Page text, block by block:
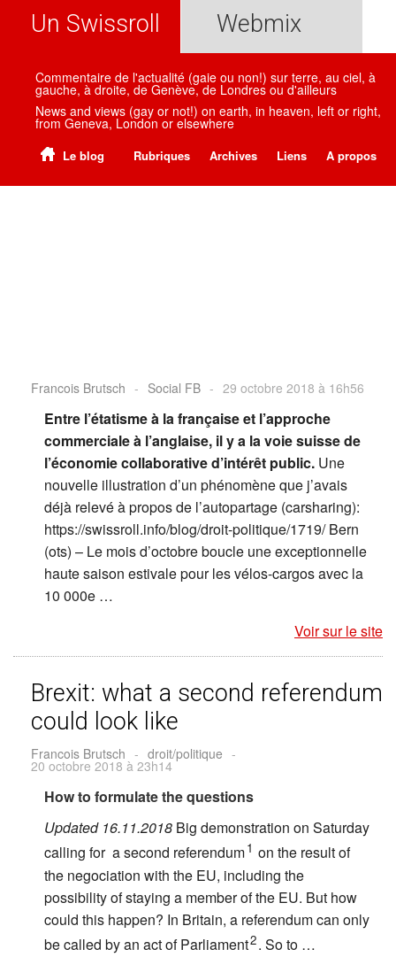
Un Swissroll Webmix
Commentaire de l'actualité (gaie ou non!) sur terre, au ciel, à
gauche, à droite, de Genève, de Londres ou d'ailleurs
News and views (gay or not!) on earth, in heaven, left or right,
from Geneva, London or elsewhere
Le blog Rubriques Archives Liens A propos
Francois Brutsch - Social FB - 29 octobre 2018 à 16h56
Entre l’étatisme à la française et l’approche
commerciale à l’anglaise, il y a la voie suisse de
l’économie collaborative d’intérêt public. Une
nouvelle illustration d’un phénomène que j’avais
déjà relevé à propos de l’autopartage (carsharing):
https://swissroll.info/blog/droit-politique/1719/ Bern
(ots) – Le mois d’octobre boucle une exceptionnelle
haute saison estivale pour les vélos-cargos avec la
10 000e …
Voir sur le site
Brexit: what a second referendum
could look like
Francois Brutsch - droit/politique -
20 octobre 2018 à 23h14
How to formulate the questions
Updated 16.11.2018 Big demonstration on Saturday
calling for a second referendum1 on the result of
the negociation with the EU, including the
possibility of staying a member of the EU. But how
could this happen? In Britain, a referendum can only
be called by an act of Parliament2. So to …